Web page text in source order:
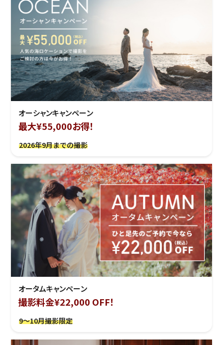
オーシャンキャンペーン
最大¥55,000お得！
2026年9月までの撮影
オータムキャンペーン
撮影料金¥22,000 OFF！
9～10月撮影限定